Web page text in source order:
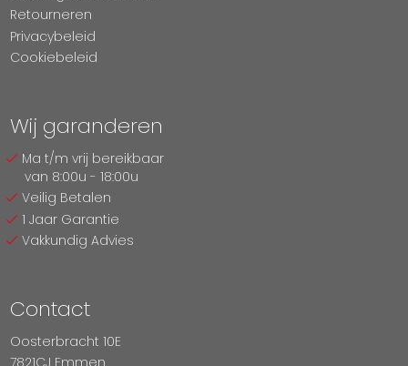
Retourneren
Privacybeleid
Cookiebeleid
Wij garanderen
Ma t/m vrij bereikbaar
van 8:00u - 18:00u
Veilig Betalen
1 Jaar Garantie
Vakkundig Advies
Contact
Oosterbracht 10E
7821CJ Emmen